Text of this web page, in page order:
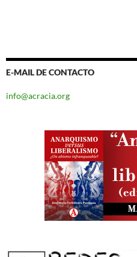
E-MAIL DE CONTACTO
info@acracia.org